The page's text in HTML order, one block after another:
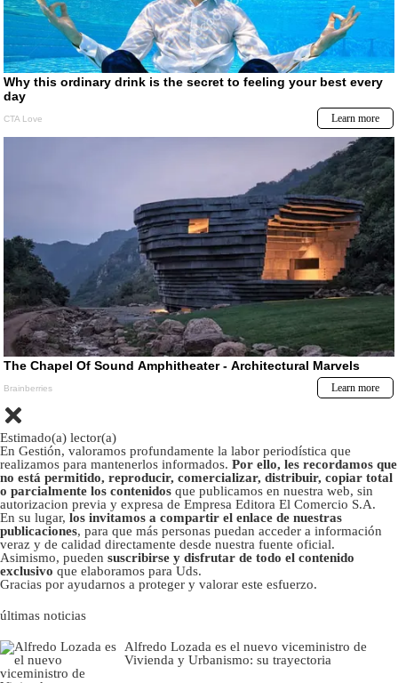
Estimado(a) lector(a)
En Gestión, valoramos profundamente la labor periodística que
realizamos para mantenerlos informados. Por ello, les recordamos que
no está permitido, reproducir, comercializar, distribuir, copiar total
o parcialmente los contenidos que publicamos en nuestra web, sin
autorizacion previa y expresa de Empresa Editora El Comercio S.A.
En su lugar, los invitamos a compartir el enlace de nuestras
publicaciones, para que más personas puedan acceder a información
veraz y de calidad directamente desde nuestra fuente oficial.
Asimismo, pueden suscribirse y disfrutar de todo el contenido
exclusivo que elaboramos para Uds.
Gracias por ayudarnos a proteger y valorar este esfuerzo.
últimas noticias
Alfredo Lozada es el nuevo viceministro de
Vivienda y Urbanismo: su trayectoria